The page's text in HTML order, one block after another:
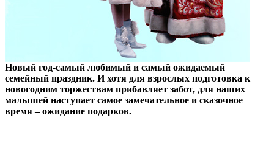
Новый год-самый любимый и самый ожидаемый
семейный праздник. И хотя для взрослых подготовка к
новогодним торжествам прибавляет забот, для наших
малышей наступает самое замечательное и сказочное
время – ожидание подарков.